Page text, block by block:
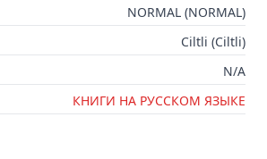
NORMAL (NORMAL)
Ciltli (Ciltli)
N/A
КНИГИ НА РУССКОМ ЯЗЫКЕ